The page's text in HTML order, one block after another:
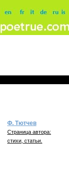
Ф. Тютчев
Страница автора:
стихи, статьи.